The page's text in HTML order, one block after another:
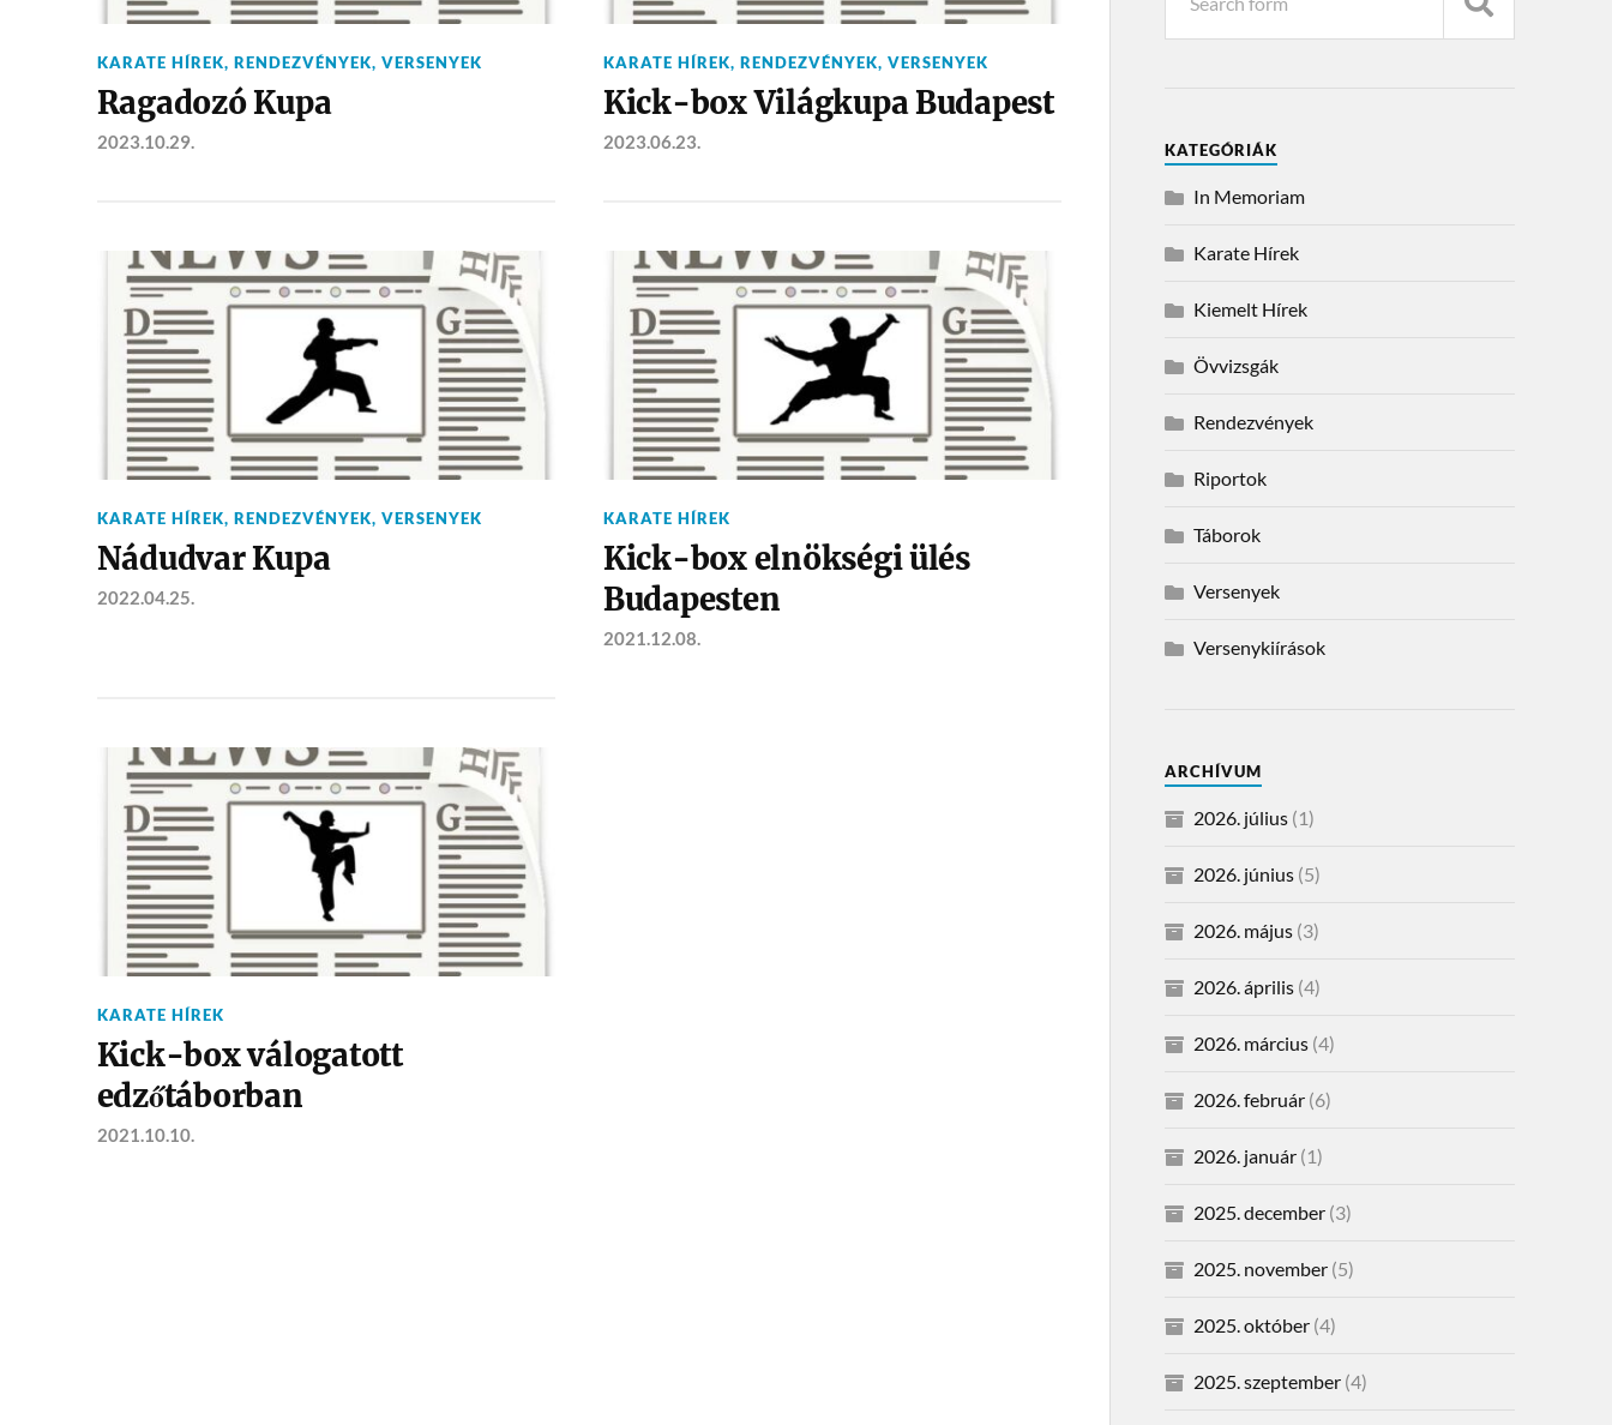
KARATE HÍREK, RENDEZVÉNYEK, VERSENYEK
Ragadozó Kupa
2023.10.29.
KARATE HÍREK, RENDEZVÉNYEK, VERSENYEK
Kick-box Világkupa Budapest
2023.06.23.
KARATE HÍREK, RENDEZVÉNYEK, VERSENYEK
Nádudvar Kupa
2022.04.25.
KARATE HÍREK
Kick-box elnökségi ülés
Budapesten
2021.12.08.
KARATE HÍREK
Kick-box válogatott
edzőtáborban
2021.10.10.
KATEGÓRIÁK
In Memoriam
Karate Hírek
Kiemelt Hírek
Övvizsgák
Rendezvények
Riportok
Táborok
Versenyek
Versenykiírások
ARCHÍVUM
2026. július(1)
2026. június(5)
2026. május(3)
2026. április(4)
2026. március(4)
2026. február(6)
2026. január(1)
2025. december(3)
2025. november(5)
2025. október(4)
2025. szeptember(4)